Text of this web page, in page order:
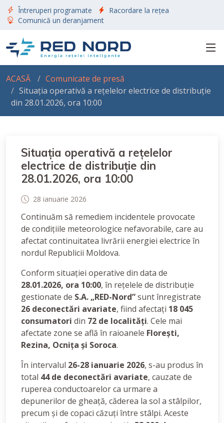
Întreruperi programate
Racordare la rețea
Comunică un deranjament
ACASĂ
Comunicate de presă
Situația operativă a rețelelor electrice de distribuție
din 28.01.2026, ora 10:00
Situația operativă a rețelelor
electrice de distribuție din
28.01.2026, ora 10:00
28 ianuarie 2026
Continuăm să remediem incidentele provocate
de condițiile meteorologice nefavorabile, care au
afectat continuitatea livrării energiei electrice în
nordul Republicii Moldova.
Conform situației operative din data de
28.01.2026, ora 10:00, în rețelele de distribuție
gestionate de S.A. „RED-Nord”sunt înregistrate
26 deconectări avariate, fiind afectați 18 045
consumatori din 72 de localități. Cele mai
afectate zone se află în raioanele Florești,
Rezina, Ocnița și Soroca.
În intervalul 26-28 ianuarie 2026, s-au produs în
total 44 de deconectări avariate, cauzate de
ruperea conductoarelor ca urmare a
depunerilor de gheață, căderea la sol a stâlpilor,
precum și de copaci căzuți între stâlpi. Aceste